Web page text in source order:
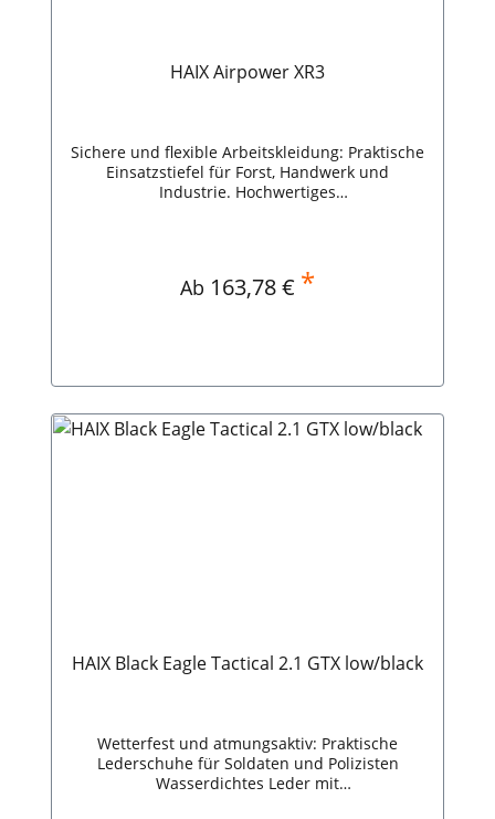
HAIX Airpower XR3
Sichere und flexible Arbeitskleidung: Praktische
Einsatzstiefel für Forst, Handwerk und
Industrie. Hochwertiges
hinten am Sicherheitsstiefel,Sicherheitsklasse:
S3. HAIX Airpower XR3
Regulärer Preis:
Ab 163,78 € *
HAIX Black Eagle Tactical 2.1 GTX low/black
Wetterfest und atmungsaktiv: Praktische
Lederschuhe für Soldaten und Polizisten
Wasserdichtes Leder mit